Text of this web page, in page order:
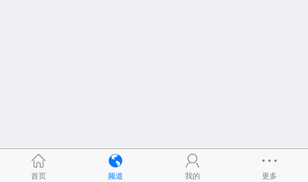
首页 频道 我的 更多